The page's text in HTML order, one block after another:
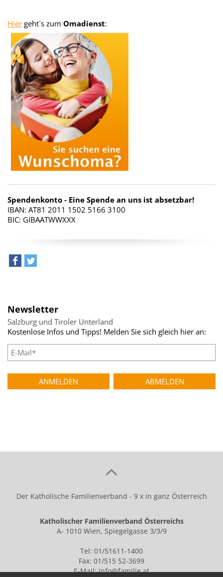
Hier geht´s zum Omadienst:
Spendenkonto - Eine Spende an uns ist absetzbar!
IBAN: AT81 2011 1502 5166 3100
BIC: GIBAATWWXXX
Newsletter
Salzburg und Tiroler Unterland
Kostenlose Infos und Tipps! Melden Sie sich gleich hier an:
Der Katholische Familienverband - 9 x in ganz Österreich
Katholischer Familienverband Österreichs
A- 1010 Wien, Spiegelgasse 3/3/9
Tel: 01/51611-1400
Fax: 01/515 52-3699
E-Mail:info@familie.at